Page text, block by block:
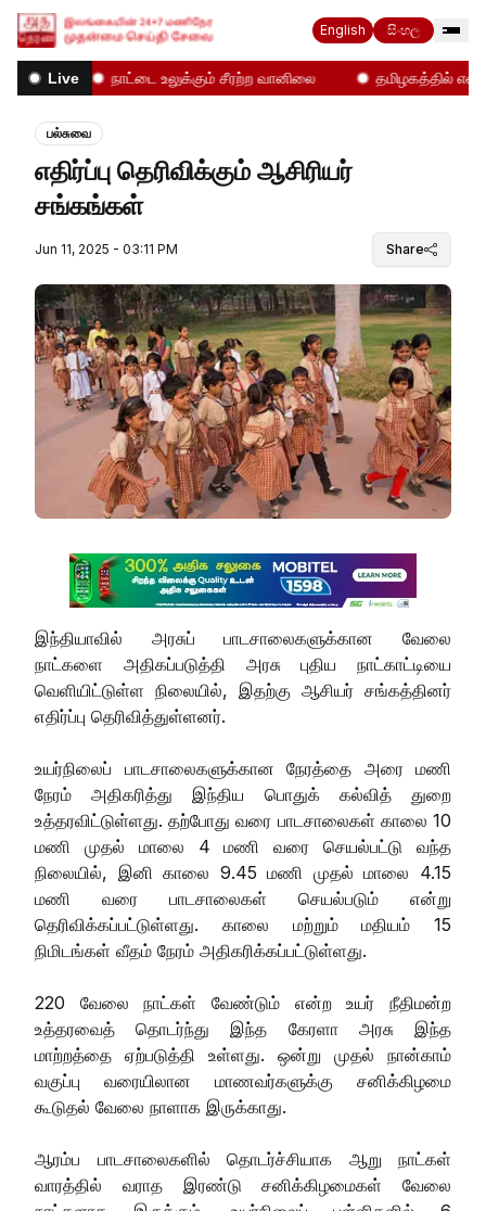
English සිංහල
Live நாட்டை உலுக்கும் சீரற்ற வானிலை தமிழகத்தில் என்ன
பல்சுவை
எதிர்ப்பு தெரிவிக்கும் ஆசிரியர்
சங்கங்கள்
Jun 11, 2025 - 03:11 PM Share
இந்தியாவில் அரசுப் பாடசாலைகளுக்கான வேலை
நாட்களை அதிகப்படுத்தி அரசு புதிய நாட்காட்டியை
வெளியிட்டுள்ள நிலையில், இதற்கு ஆசியர் சங்கத்தினர்
எதிர்ப்பு தெரிவித்துள்ளனர்.
உயர்நிலைப் பாடசாலைகளுக்கான நேரத்தை அரை மணி
நேரம் அதிகரித்து இந்திய பொதுக் கல்வித் துறை
உத்தரவிட்டுள்ளது. தற்போது வரை பாடசாலைகள் காலை 10
மணி முதல் மாலை 4 மணி வரை செயல்பட்டு வந்த
நிலையில், இனி காலை 9.45 மணி முதல் மாலை 4.15
மணி வரை பாடசாலைகள் செயல்படும் என்று
தெரிவிக்கப்பட்டுள்ளது. காலை மற்றும் மதியம் 15
நிமிடங்கள் வீதம் நேரம் அதிகரிக்கப்பட்டுள்ளது.
220 வேலை நாட்கள் வேண்டும் என்ற உயர் நீதிமன்ற
உத்தரவைத் தொடர்ந்து இந்த கேரளா அரசு இந்த
மாற்றத்தை ஏற்படுத்தி உள்ளது. ஒன்று முதல் நான்காம்
வகுப்பு வரையிலான மாணவர்களுக்கு சனிக்கிழமை
கூடுதல் வேலை நாளாக இருக்காது.
ஆரம்ப பாடசாலைகளில் தொடர்ச்சியாக ஆறு நாட்கள்
வாரத்தில் வராத இரண்டு சனிக்கிழமைகள் வேலை